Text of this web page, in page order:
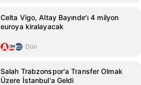
Celta Vigo, Altay Bayındır'ı 4 milyon
euroya kiralayacak
Dün
Salah Trabzonspor'a Transfer Olmak
Üzere İstanbul'a Geldi